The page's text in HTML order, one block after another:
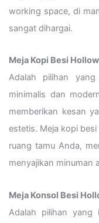
working space, di
sangat dihargai.
Meja Kopi Besi
Adalah pilihan
minimalis dan
memberikan kesan
estetis. Meja kopi
ruang tamu Anda,
menyajikan minuman
Meja Konsol Besi
Adalah pilihan yang